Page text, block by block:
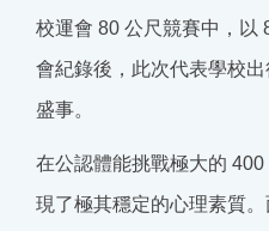
校運會 80 公尺競賽中，以
會紀錄後，此次代表學校
盛事。
在公認體能挑戰極大的 400
現了極其穩定的心理素質